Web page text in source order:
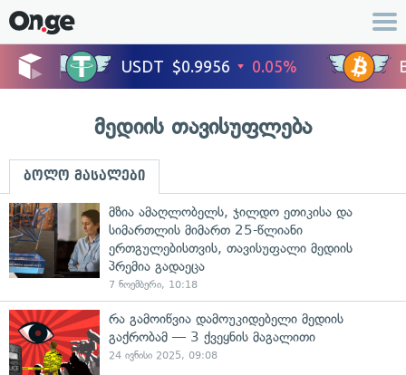
მედიის თავისუფლება
ბოლო მასალები
მზია ამაღლობელს, ჯილდო ეთიკისა და
სიმართლის მიმართ 25-წლიანი
ერთგულებისთვის, თავისუფალი მედიის
პრემია გადაეცა
7 ნოემბერი, 10:18
რა გამოიწვია დამოუკიდებელი მედიის
გაქრობამ — 3 ქვეყნის მაგალითი
24 ივნისი 2025, 09:08